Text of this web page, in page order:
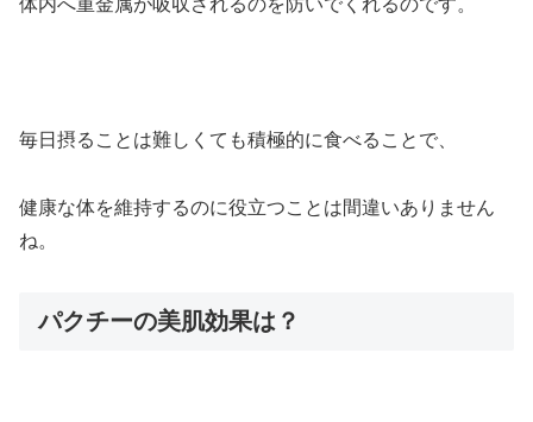
体内へ重金属が吸収されるのを防いでくれるのです。
毎日摂ることは難しくても積極的に食べることで、
健康な体を維持するのに役立つことは間違いありません
ね。
パクチーの美肌効果は？